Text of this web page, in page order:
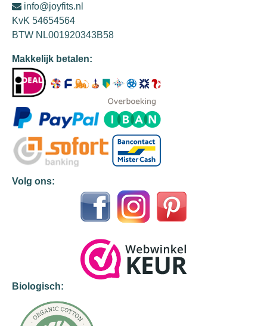
info@joyfits.nl
KvK 54654564
BTW NL001920343B58
Makkelijk betalen:
Volg ons:
Biologisch: